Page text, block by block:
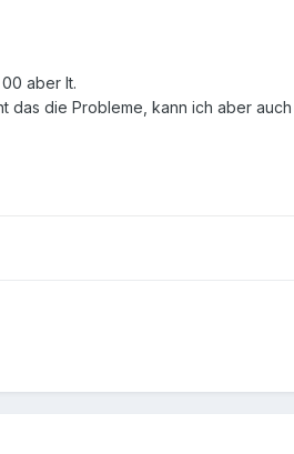
aber lt.
das die Probleme, kann ich aber